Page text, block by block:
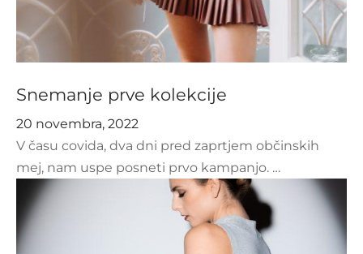
Snemanje prve kolekcije
20 novembra, 2022
V času covida, dva dni pred zaprtjem občinskih
mej, nam uspe posneti prvo kampanjo. …